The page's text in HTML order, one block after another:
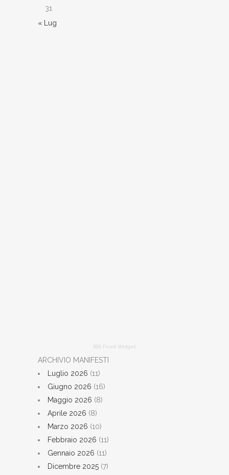
31
« Lug
RSS Feed Widget
ARCHIVIO MANIFESTI
Luglio 2026 (11)
Giugno 2026 (16)
Maggio 2026 (8)
Aprile 2026 (8)
Marzo 2026 (10)
Febbraio 2026 (11)
Gennaio 2026 (11)
Dicembre 2025 (7)